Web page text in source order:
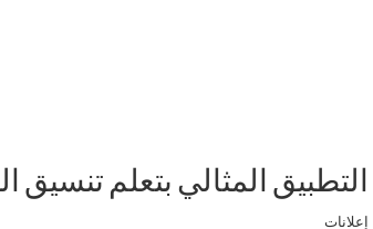
التطبيق المثالي بتعلم تنسيق
إعلانات